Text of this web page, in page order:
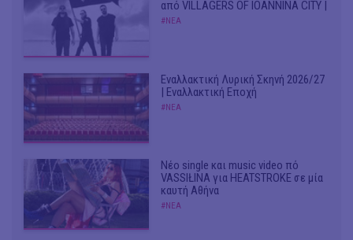
από VILLAGERS OF IOANNINA CITY |
#ΝΕΑ
Εναλλακτική Λυρική Σκηνή 2026/27
| Εναλλακτική Εποχή
#ΝΕΑ
Νέο single και music video πό
VASSIŁINA για HEATSTROKE σε μία
καυτή Αθήνα
#ΝΕΑ